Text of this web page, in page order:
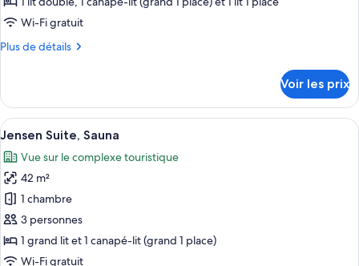
de
chambre :
Suite
Wi-Fi gratuit
Plus de détails
Plus
le
type
de
Suite
Familiale,
sauna
Voir les prix
Afficher
toutes
les
photos
pour
ce
type
de
Un salon moderne avec un canapé,
11
Jensen Suite, Sauna
Vue sur le complexe touristique
42 m²
1 chambre
3 personnes
1 grand lit et 1 canapé-lit (grand 1 place)
Wi-Fi gratuit